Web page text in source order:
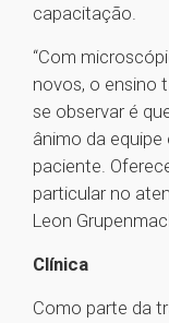
capacitação.
“Com
novos, o ensino
se observar é
ânimo da
paciente.
particular no
Leon
Clínica
Como parte da